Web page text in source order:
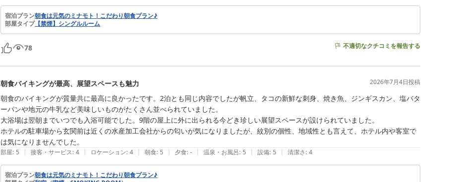
宿泊プラン朝食は元気のミナモト！こだわり朝食プラン♪
部屋タイプ【禁煙】シングルルーム
78 不適切なクチコミを報告する
朝食バイキングが最高、展望スペースも魅力 2026年7月4日投稿
朝食のバイキングが質量共に最高に良かったです。2泊とも同じ内容でしたが帆立、タコの新鮮な刺身、焼き魚、ジンギスカン、塩バタ
ーパンや地元の牛乳など美味しいものがたくさん並べられていました。
大浴場は翌朝までいつでも入浴可能でした。9階の屋上に外に出られる今どき珍しい展望スペースが設けられていました。
ホテルの駐車場から玄関前は近くの水産加工会社からの匂いが気になりましたが、紋別の個性、地域性とも言えて、ホテル内や客室で
部屋: 5 | 接客・サービス: 4 | ロケーション: 4 | 朝食: 5 | 夕食: - | 温泉・お風呂: 5 | 設備: 5 | 清潔さ: 4
宿泊プラン朝食は元気のミナモト！こだわり朝食プラン♪